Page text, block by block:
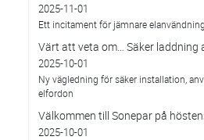
2025-11-01
Ett incitament för jämnare elanvändning.
Värt att veta om… Säker laddning
2025-10-01
Ny vägledning för säker installation,
elfordon
Välkommen till Sonepar på
2025-10-01